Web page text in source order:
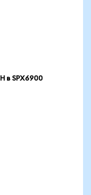
в SPX6900